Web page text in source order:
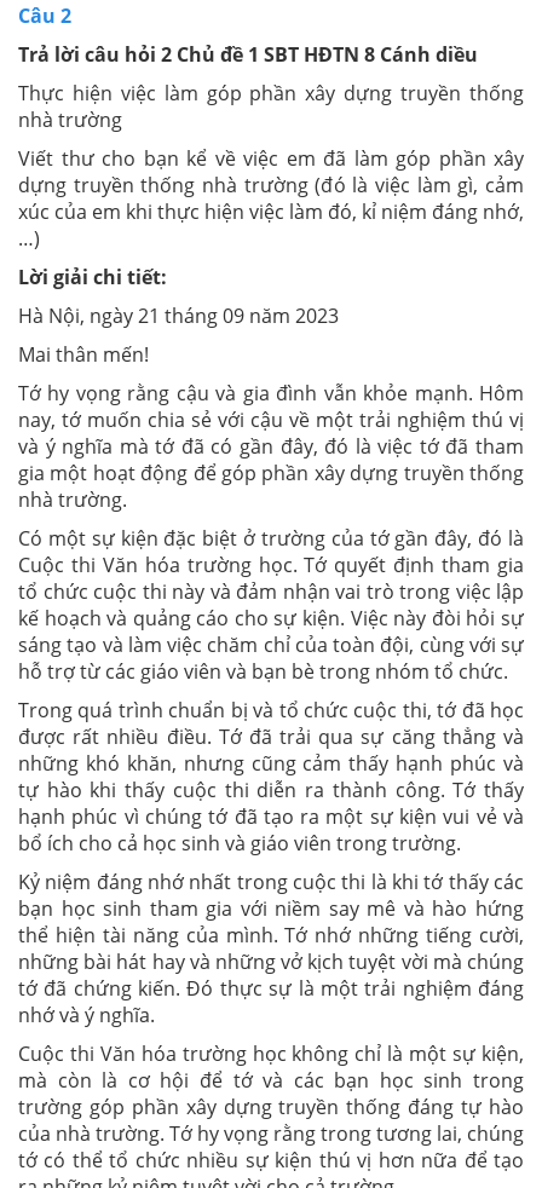
Câu 2
Trả lời câu hỏi 2 Chủ đề 1 SBT HĐTN 8 Cánh diều
Thực hiện việc làm góp phần xây dựng truyền thống
nhà trường
Viết thư cho bạn kể về việc em đã làm góp phần xây
dựng truyền thống nhà trường (đó là việc làm gì, cảm
xúc của em khi thực hiện việc làm đó, kỉ niệm đáng nhớ,
…)
Lời giải chi tiết:
Hà Nội, ngày 21 tháng 09 năm 2023
Mai thân mến!
Tớ hy vọng rằng cậu và gia đình vẫn khỏe mạnh. Hôm
nay, tớ muốn chia sẻ với cậu về một trải nghiệm thú vị
và ý nghĩa mà tớ đã có gần đây, đó là việc tớ đã tham
gia một hoạt động để góp phần xây dựng truyền thống
nhà trường.
Có một sự kiện đặc biệt ở trường của tớ gần đây, đó là
Cuộc thi Văn hóa trường học. Tớ quyết định tham gia
tổ chức cuộc thi này và đảm nhận vai trò trong việc lập
kế hoạch và quảng cáo cho sự kiện. Việc này đòi hỏi sự
sáng tạo và làm việc chăm chỉ của toàn đội, cùng với sự
hỗ trợ từ các giáo viên và bạn bè trong nhóm tổ chức.
Trong quá trình chuẩn bị và tổ chức cuộc thi, tớ đã học
được rất nhiều điều. Tớ đã trải qua sự căng thẳng và
những khó khăn, nhưng cũng cảm thấy hạnh phúc và
tự hào khi thấy cuộc thi diễn ra thành công. Tớ thấy
hạnh phúc vì chúng tớ đã tạo ra một sự kiện vui vẻ và
bổ ích cho cả học sinh và giáo viên trong trường.
Kỷ niệm đáng nhớ nhất trong cuộc thi là khi tớ thấy các
bạn học sinh tham gia với niềm say mê và hào hứng
thể hiện tài năng của mình. Tớ nhớ những tiếng cười,
những bài hát hay và những vở kịch tuyệt vời mà chúng
tớ đã chứng kiến. Đó thực sự là một trải nghiệm đáng
nhớ và ý nghĩa.
Cuộc thi Văn hóa trường học không chỉ là một sự kiện,
mà còn là cơ hội để tớ và các bạn học sinh trong
trường góp phần xây dựng truyền thống đáng tự hào
của nhà trường. Tớ hy vọng rằng trong tương lai, chúng
tớ có thể tổ chức nhiều sự kiện thú vị hơn nữa để tạo